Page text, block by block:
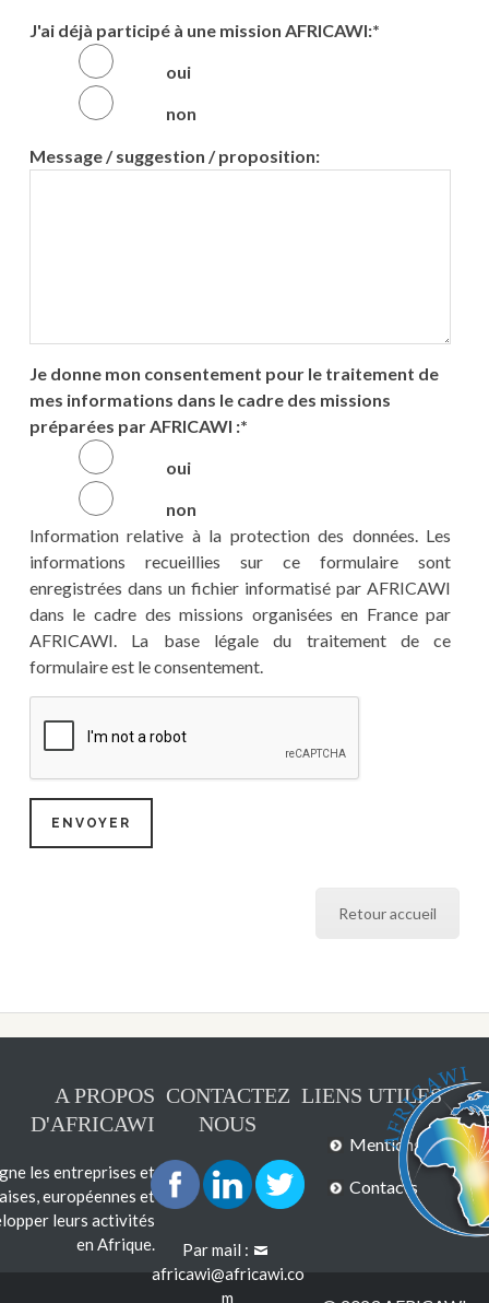
J'ai déjà participé à une mission AFRICAWI:*
oui
non
Message / suggestion / proposition:
Je donne mon consentement pour le traitement de
mes informations dans le cadre des missions
préparées par AFRICAWI :*
oui
non
Information relative à la protection des données. Les
informations recueillies sur ce formulaire sont
enregistrées dans un fichier informatisé par AFRICAWI
dans le cadre des missions organisées en France par
AFRICAWI. La base légale du traitement de ce
formulaire est le consentement.
Retour accueil
A PROPOS
D'AFRICAWI
les entreprises et
européennes et
leurs activités
en Afrique.
CONTACTEZ
NOUS
Par mail :
africawi@africawi.co
m
LIENS UTILES
Mentions légales
Contacts